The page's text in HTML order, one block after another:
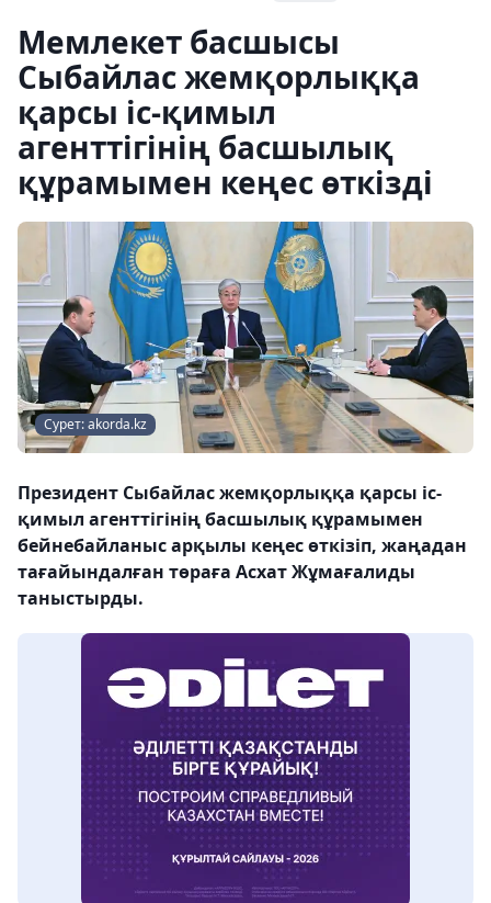
Мемлекет басшысы
Сыбайлас жемқорлыққа
қарсы іс-қимыл
агенттігінің басшылық
құрамымен кеңес өткізді
Сурет: akorda.kz
Президент Сыбайлас жемқорлыққа қарсы іс-
қимыл агенттігінің басшылық құрамымен
бейнебайланыс арқылы кеңес өткізіп, жаңадан
тағайындалған төраға Асхат Жұмағалиды
таныстырды.